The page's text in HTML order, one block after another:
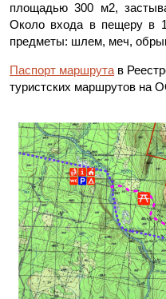
площадью 300 м2,
Около входа в пещеру в
предметы: шлем, меч,
Паспорт маршрута в
туристских маршрутов на